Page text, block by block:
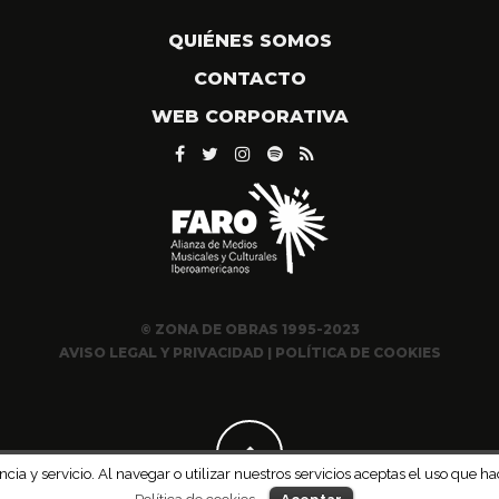
QUIÉNES SOMOS
CONTACTO
WEB CORPORATIVA
© ZONA DE OBRAS 1995-2023
AVISO LEGAL Y PRIVACIDAD | POLÍTICA DE COOKIES
y servicio. Al navegar o utilizar nuestros servicios aceptas el uso que